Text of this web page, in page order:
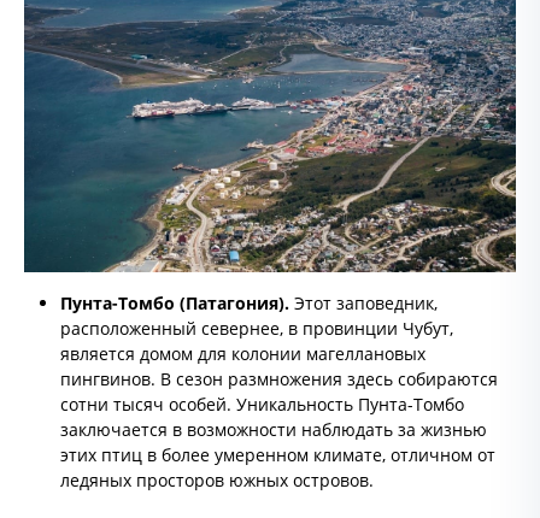
Пунта-Томбо (Патагония). Этот заповедник,
расположенный севернее, в провинции Чубут,
является домом для колонии магеллановых
пингвинов. В сезон размножения здесь собираются
сотни тысяч особей. Уникальность Пунта-Томбо
заключается в возможности наблюдать за жизнью
этих птиц в более умеренном климате, отличном от
ледяных просторов южных островов.